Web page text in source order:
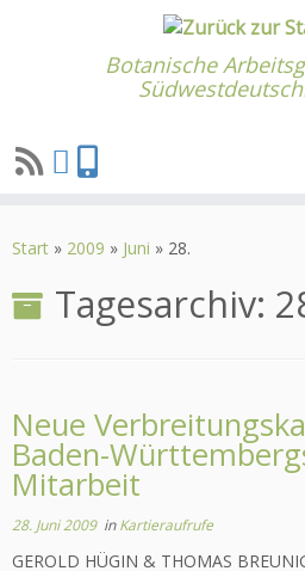
Inhalt
Botanische
Start » 2009 » Juni » 28.
Tagesarchiv:
Neue
Baden-
Mitarbeit
28. Juni 2009inKartieraufrufe
GEROLD HÜGIN & THOMAS